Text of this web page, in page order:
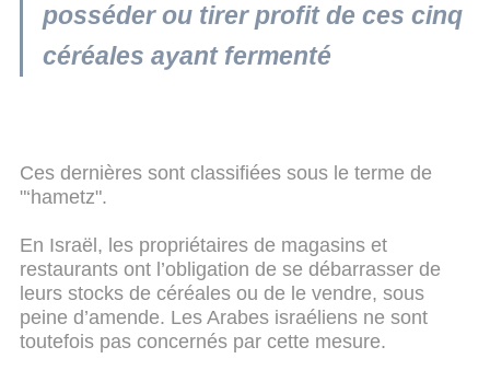
posséder ou tirer profit de ces cinq
céréales ayant fermenté
Ces dernières sont classifiées sous le terme de
"‘hametz".
En Israël, les propriétaires de magasins et
restaurants ont l’obligation de se débarrasser de
leurs stocks de céréales ou de le vendre, sous
peine d’amende. Les Arabes israéliens ne sont
toutefois pas concernés par cette mesure.